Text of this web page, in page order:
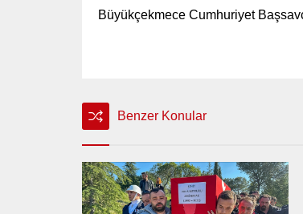
Büyükçekmece Cumhuriyet
Benzer Konular